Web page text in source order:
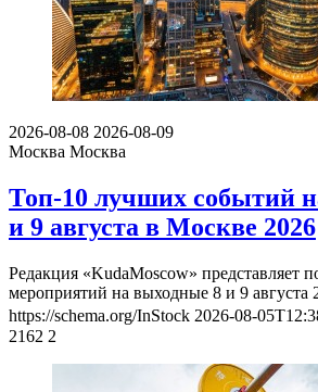
2026-08-08 2026-08-09
Москва Москва
Топ-10 лучших событий
и 9 августа в Москве 2026
Редакция «KudaMoscow» представляет
мероприятий на выходные 8 и 9 августа
https://schema.org/InStock 2026-08-
2162 2